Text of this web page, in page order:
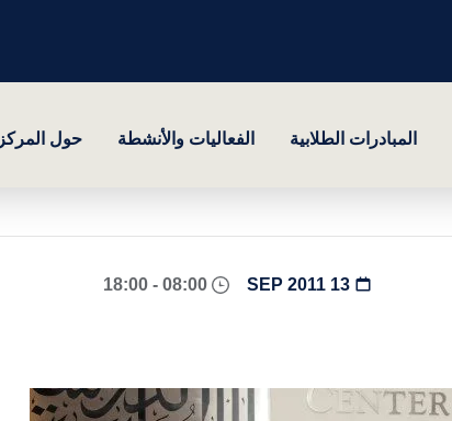
المبادرات الطلابية الفعاليات والأنشطة حول المركز